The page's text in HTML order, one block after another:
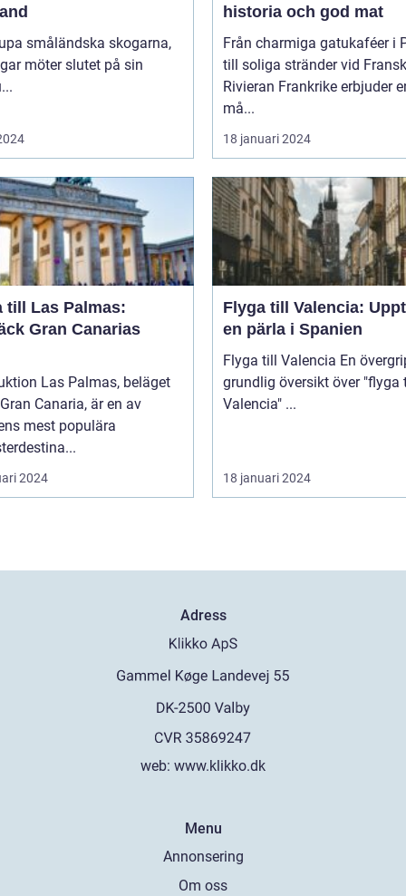
småländska skogarna,
möter slutet på sin
historia och god mat
Från charmiga gatukaféer i
till soliga stränder vid
Rivieran Frankrike erbjuder en
må...
18 januari 2024
till Las Palmas:
Gran Canarias
Las Palmas, beläget
Canaria, är en av
mest populära
2024
Flyga till Valencia:
en pärla i Spanien
Flyga till Valencia En övergripande,
grundlig översikt över "flyga
Valencia" ...
18 januari 2024
Adress
web: www.klikko.dk
Menu
Annonsering
Om oss